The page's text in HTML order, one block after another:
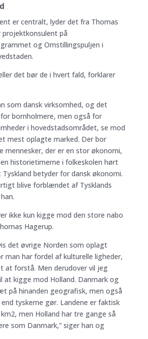
er centralt, lyder det fra Thomas
projektkonsulent på
og Omstillingspuljen i
det bør de i hvert fald, forklarer
som dansk virksomhed, og det
bornholmere, men også for
i hovedstadsområdet, se mod
mest oplagte marked. Der bor
mennesker, der er en stor økonomi,
historietimerne i folkeskolen hørt
betyder for dansk økonomi.
blive forblændet af Tysklands
ikke kun kigge mod den store nabo
Hagerup.
det øvrige Norden som oplagt
man har fordel af kulturelle ligheder,
at forstå. Men derudover vil jeg
at kigge mod Holland. Danmark og
på hinanden geografisk, men også
tyskerne gør. Landene er faktisk
men Holland har tre gange så
som Danmark,” siger han og